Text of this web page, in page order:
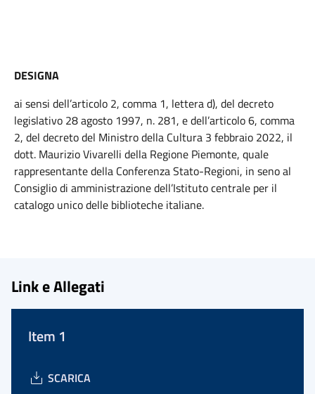
DESIGNA
ai sensi dell’articolo 2, comma 1, lettera d), del decreto
legislativo 28 agosto 1997, n. 281, e dell’articolo 6, comma
2, del decreto del Ministro della Cultura 3 febbraio 2022, il
dott. Maurizio Vivarelli della Regione Piemonte, quale
rappresentante della Conferenza Stato-Regioni, in seno al
Consiglio di amministrazione dell’Istituto centrale per il
catalogo unico delle biblioteche italiane.
Link e Allegati
Item 1
SCARICA